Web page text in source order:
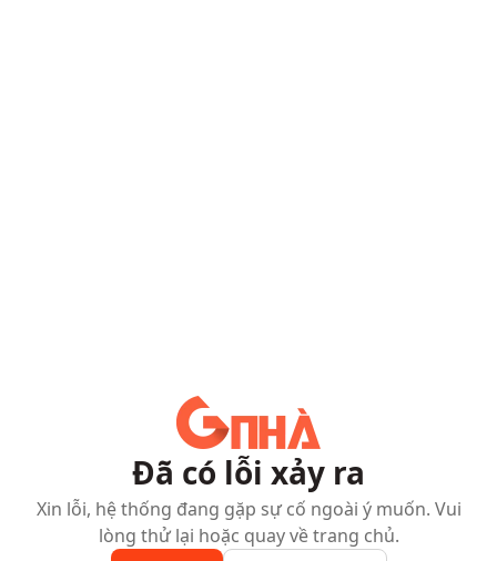
Đã có lỗi xảy ra
Xin lỗi, hệ thống đang gặp sự cố ngoài ý muốn. Vui
lòng thử lại hoặc quay về trang chủ.